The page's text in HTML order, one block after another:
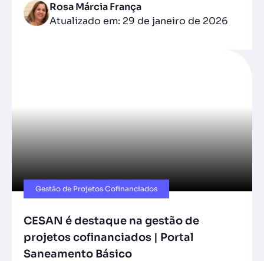
Rosa Márcia França
Atualizado em: 29 de janeiro de 2026
Gestão de Projetos Cofinanciados
CESAN é destaque na gestão de
projetos cofinanciados | Portal
Saneamento Básico